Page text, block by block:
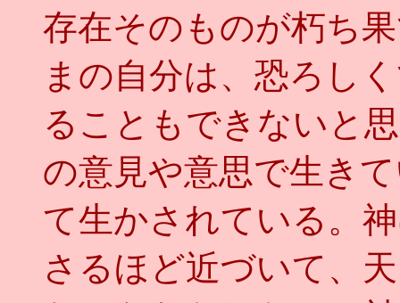
存在そのものが朽ち
まの自分は、恐ろし
ることもできないと
の意見や意思で生き
て生かされている。
さるほど近づいて、